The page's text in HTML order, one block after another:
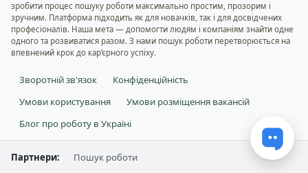
зробити процес пошуку роботи максимально простим, прозорим і
зручним. Платформа підходить як для новачків, так і для досвідчених
професіоналів. Наша мета — допомогти людям і компаніям знайти одне
одного та розвиватися разом. З нами пошук роботи перетворюється на
впевнений крок до кар’єрного успіху.
Зворотній зв'язок
Конфіденційність
Умови користування
Умови розміщення вакансій
Блог про роботу в Україні
Партнери: Пошук роботи